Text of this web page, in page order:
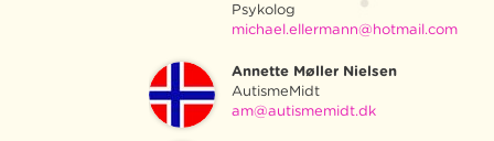
Psykolog
michael.ellermann@hotmail.com
Annette Møller Nielsen
AutismeMidt
am@autismemidt.dk